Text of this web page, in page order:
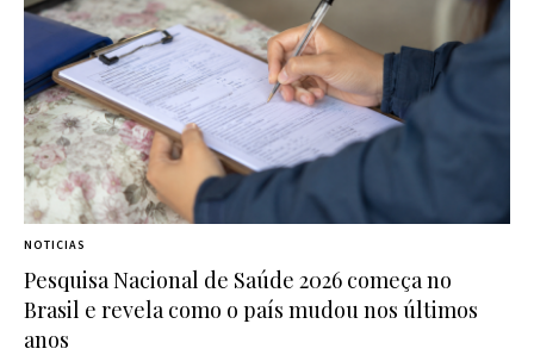
NOTICIAS
Pesquisa Nacional de Saúde 2026 começa no
Brasil e revela como o país mudou nos últimos
anos